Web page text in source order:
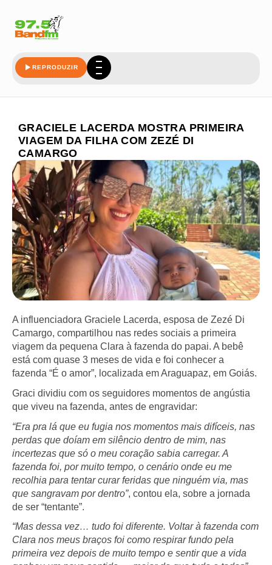
REPRODUZIR
GRACIELE LACERDA MOSTRA PRIMEIRA
VIAGEM DA FILHA COM ZEZÉ DI
CAMARGO
A influenciadora Graciele Lacerda, esposa de Zezé Di
Camargo, compartilhou nas redes sociais a primeira
viagem da pequena Clara à fazenda do papai. A bebê
está com quase 3 meses de vida e foi conhecer a
fazenda “É o amor”, localizada em Araguapaz, em Goiás.
Graci dividiu com os seguidores momentos de angústia
que viveu na fazenda, antes de engravidar:
“Era pra lá que eu fugia nos momentos mais difíceis, nas
perdas que doíam em silêncio dentro de mim, nas
incertezas que só o meu coração sabia carregar. A
fazenda foi, por muito tempo, o cenário onde eu me
recolhia para tentar curar feridas que ninguém via, mas
que sangravam por dentro”, contou ela, sobre a jornada
de ser “tentante”.
“Mas dessa vez… tudo foi diferente. Voltar à fazenda com
Clara nos meus braços foi como respirar fundo pela
primeira vez depois de muito tempo e sentir que a vida